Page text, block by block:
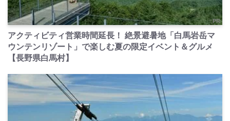
PR
アクティビティ営業時間延長！ 絶景避暑地「白馬岩岳マ
ウンテンリゾート」で楽しむ夏の限定イベント＆グルメ
【長野県白馬村】